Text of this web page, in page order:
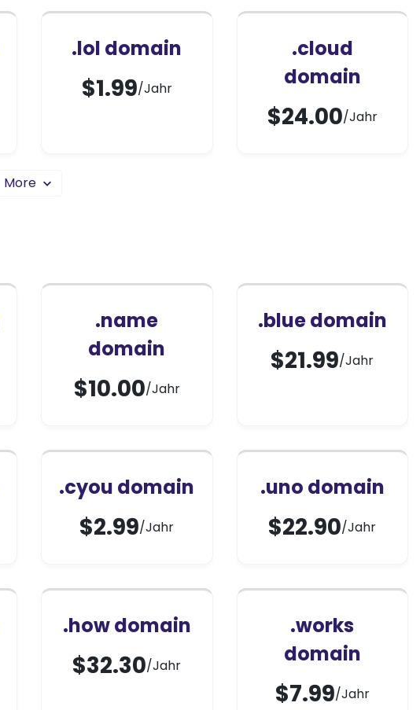
.lol domain
$1.99/Jahr
.cloud
domain
$24.00/Jahr
.name
domain
$10.00/Jahr
.blue domain
$21.99/Jahr
.cyou domain
$2.99/Jahr
.uno domain
$22.90/Jahr
.how domain
$32.30/Jahr
.works
domain
$7.99/Jahr